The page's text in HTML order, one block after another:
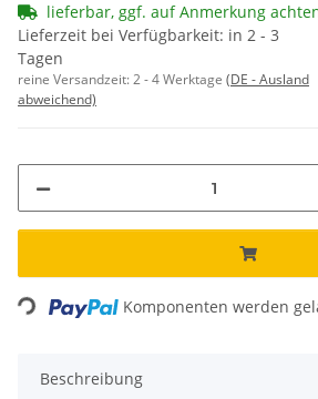
lieferbar, ggf. auf Anmerkung
Lieferzeit bei Verfügbarkeit: in 2 - 3
Tagen
reine Versandzeit:2 - 4 Werktage (DE - Ausland
abweichend)
Loading... Komponenten werden
Beschreibung